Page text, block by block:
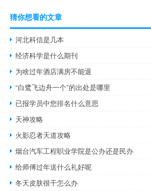
猜你想看的文章
河北科信是几本
经济科学是什么期刊
为啥过年酒店满房不能退
“白鹭飞边舟一个”的出处是哪里
已报学员中您排名什么意思
天神攻略
火影忍者天道攻略
烟台汽车工程职业学院是公办还是民办
给师傅过年送什么礼好呢
冬天皮肤很干怎么办